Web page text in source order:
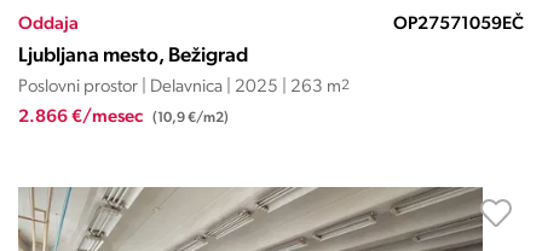
Oddaja OP27571059EČ
Ljubljana mesto, Bežigrad
Poslovni prostor | Delavnica | 2025 | 263 m2
2.866 €/mesec (10,9 €/m2)